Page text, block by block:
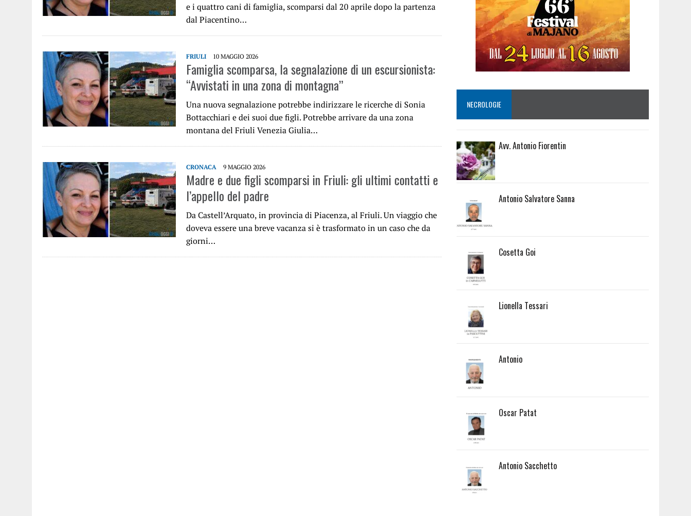
e i quattro cani di famiglia, scomparsi dal 20 aprile dopo la partenza
dal Piacentino…
FRIULI 10 MAGGIO 2026
Famiglia scomparsa, la segnalazione di un escursionista:
“Avvistati in una zona di montagna”
Una nuova segnalazione potrebbe indirizzare le ricerche di Sonia
Bottacchiari e dei suoi due figli. Potrebbe arrivare da una zona
montana del Friuli Venezia Giulia…
CRONACA 9 MAGGIO 2026
Madre e due figli scomparsi in Friuli: gli ultimi contatti e
l’appello del padre
Da Castell’Arquato, in provincia di Piacenza, al Friuli. Un viaggio che
doveva essere una breve vacanza si è trasformato in un caso che da
giorni…
NECROLOGIE
Avv. Antonio Fiorentin
Antonio Salvatore Sanna
Cosetta Goi
Lionella Tessari
Antonio
Oscar Patat
Antonio Sacchetto